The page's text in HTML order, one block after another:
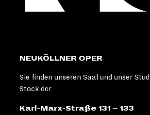
NEUKÖLLNER OPER
Sie finden unseren Saal und unser
Stock der
Karl-Marx-Straße 131 – 133